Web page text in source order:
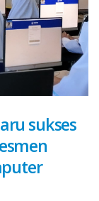
sukses